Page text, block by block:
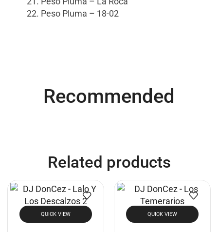
22. Peso Pluma – 18-02
Recommended
Related products
QUICK VIEW QUICK VIEW